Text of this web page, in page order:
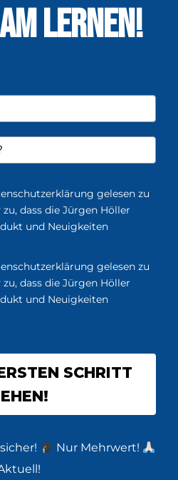
LERNEN!
gelesen zu
dass die Jürgen Höller
und Neuigkeiten
gelesen zu
dass die Jürgen Höller
und Neuigkeiten
SCHRITT
Nur Mehrwert!